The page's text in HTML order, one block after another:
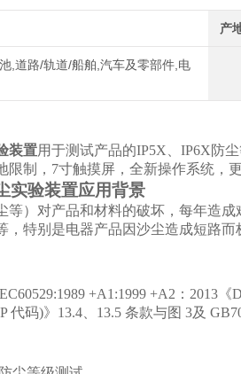
产
,道路/轨道/船舶,汽车及零部件,电
装置用于测试产品的IP5X、IP6X防
制，7寸触摸屏，全新操作系统，
实验装置应用背景
）对产品和材料的破坏，每年造
特别是电器产品因沙尘造成短路而
+A1:1999 +A2 ：2013《
代码)》13.4、13.5 条款与图 3及